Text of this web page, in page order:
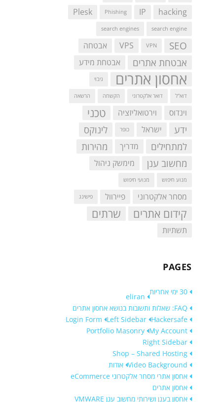
hacking
IP
Phishing
Plesk
search engine
search engines
SEO
VPN
VPS אבטחה
אבטחת אתרים אבטחת מידע
אחסון אתרים גיבוי
דוא"ל דואר אלקטרוני הקשחה הרשאה
וינדוס וירטואליזציה טכני
ידע ישראל כופר
לינוקס
למתחילים
מדריך
מהירות
מחשוב ענן
מימשק ניהול
מנוע חיפוש מנועי חיפוש
מסחר אלקטרוני פיירוול פישינג
קידום אתרים שרתים
תשתיות
PAGES
30 ימי אחריות
eliran
FAQ: שאלות ותשובות בנושא אחסון אתרים
Hackersafe
Left Sidebar
Login Form
My Account
Portfolio Masonry
Right Sidebar
Shop – Shared Hosting
Video Background אודות
אחסון אתרי מסחר אלקטרוני eCommerce
אחסון אתרים
אחסון בענן ושירותי מחשוב ענן VMWARE